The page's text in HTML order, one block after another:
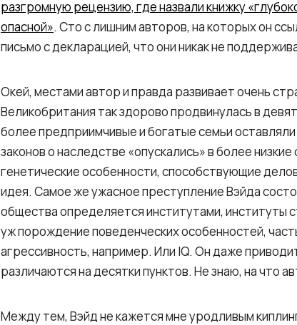
разгромную рецензию, где назвали книжку
опасной». Сто с лишним авторов, на которых он
письмо с декларацией, что они никак не
Окей, местами автор и правда развивает очень
Великобритания так здорово продвинулась в
более предприимчивые и богатые семьи
законов о наследстве «опускались» в более
генетические особенности, способствующие
идея. Самое же ужасное преступление Вэйда
общества определяется институтами, институты
уж порождение поведенческих особенностей,
агрессивность, например. Или IQ. Он даже
различаются на десятки пунктов. Не знаю, на что
Между тем, Вэйд не кажется мне уродливым